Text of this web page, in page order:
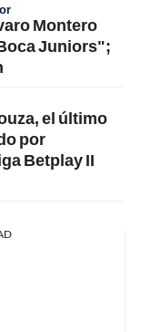
Montero
Juniors";
el último
por
Betplay II